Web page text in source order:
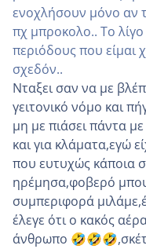
ενοχλήσουν μόνο αν
πχ μπροκολο.. Το λίγο
περιόδους που είμαι
σχεδόν..
Νταξει σαν να με
γειτονικό νόμο και
μη με πιάσει πάντα με
και για κλάματα,εγώ
που ευτυχώς κάποια
ηρέμησα,φοβερό
συμπεριφορά
έλεγε ότι ο κακός
άνθρωπο 🤣🤣🤣